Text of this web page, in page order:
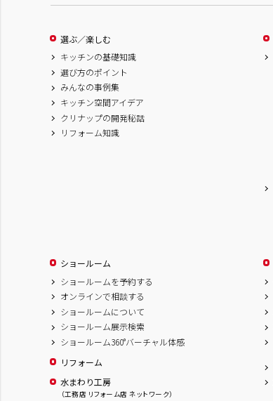
選ぶ／楽しむ
キッチンの基礎知識
選び方のポイント
みんなの事例集
キッチン空間アイデア
クリナップの開発秘話
リフォーム知識
ショールーム
ショールームを予約する
オンラインで相談する
ショールームについて
ショールーム展示検索
ショールーム360°バーチャル体感
リフォーム
水まわり工房
（工務店 リフォーム店 ネットワーク）